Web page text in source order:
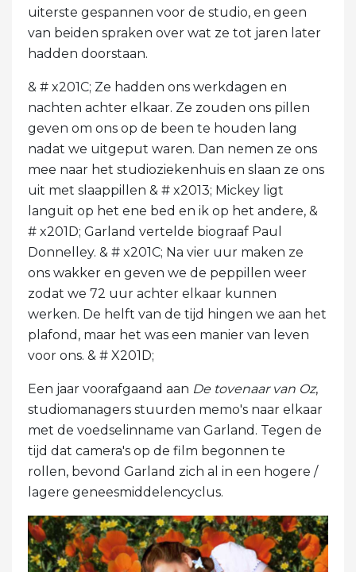
uiterste gespannen voor de studio, en geen
van beiden spraken over wat ze tot jaren later
hadden doorstaan.
& # x201C; Ze hadden ons werkdagen en
nachten achter elkaar. Ze zouden ons pillen
geven om ons op de been te houden lang
nadat we uitgeput waren. Dan nemen ze ons
mee naar het studioziekenhuis en slaan ze ons
uit met slaappillen & # x2013; Mickey ligt
languit op het ene bed en ik op het andere, &
# x201D; Garland vertelde biograaf Paul
Donnelley. & # x201C; Na vier uur maken ze
ons wakker en geven we de peppillen weer
zodat we 72 uur achter elkaar kunnen
werken. De helft van de tijd hingen we aan het
plafond, maar het was een manier van leven
voor ons. & # X201D;
Een jaar voorafgaand aan De tovenaar van Oz,
studiomanagers stuurden memo's naar elkaar
met de voedselinname van Garland. Tegen de
tijd dat camera's op de film begonnen te
rollen, bevond Garland zich al in een hogere /
lagere geneesmiddelencyclus.